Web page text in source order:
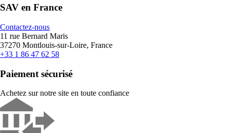
SAV en France
Contactez-nous
11 rue Bernard Maris
37270 Montlouis-sur-Loire, France
+33 1 86 47 62 58
Paiement sécurisé
Achetez sur notre site en toute confiance